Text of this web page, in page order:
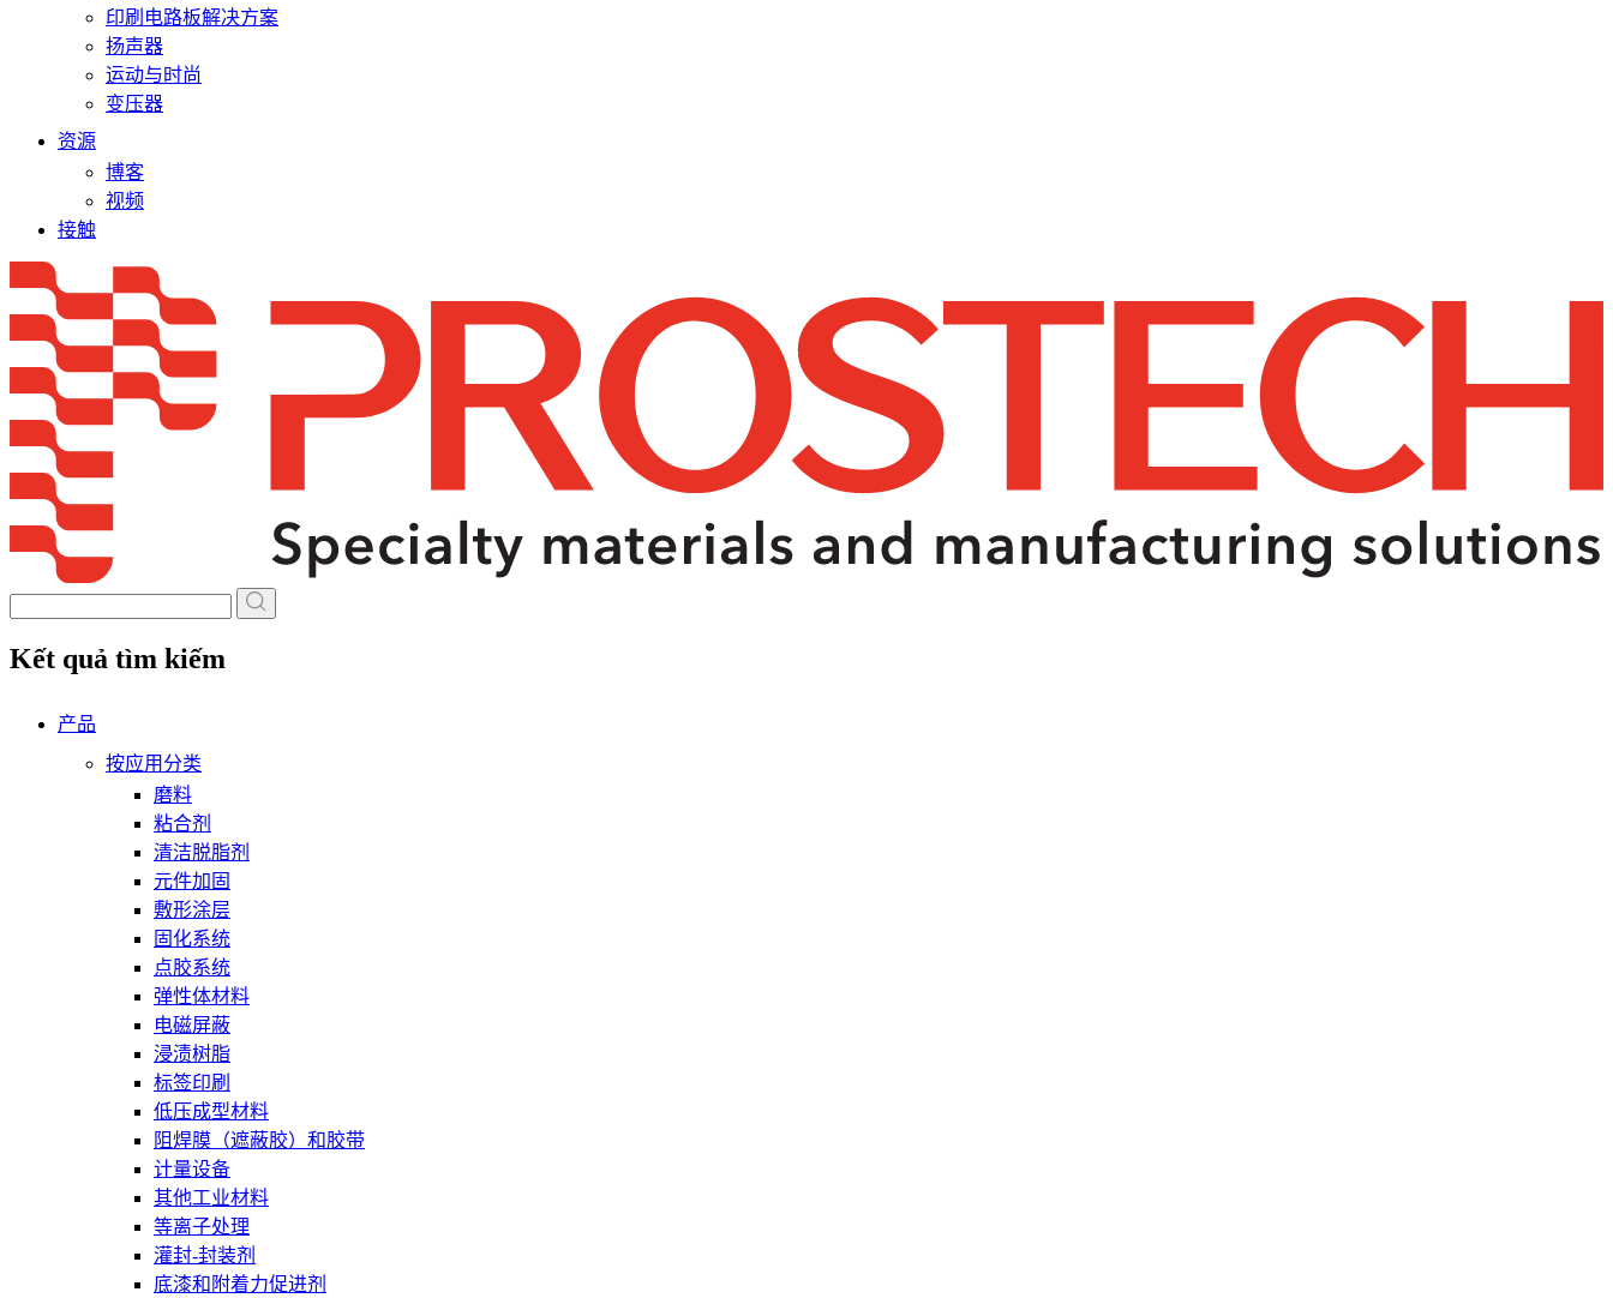
印刷电路板解决方案
扬声器
运动与时尚
变压器
资源
博客
视频
接触
to
content
Kết quả tìm kiếm
产品
按应用分类
磨料
粘合剂
清洁脱脂剂
元件加固
敷形涂层
固化系统
点胶系统
弹性体材料
电磁屏蔽
浸渍树脂
标签印刷
低压成型材料
阻焊膜（遮蔽胶）和胶带
计量设备
其他工业材料
等离子处理
灌封-封装剂
底漆和附着力促进剂